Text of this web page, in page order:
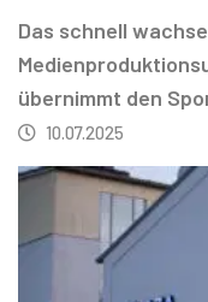
Das schnell
übernimmt den
10.07.2025